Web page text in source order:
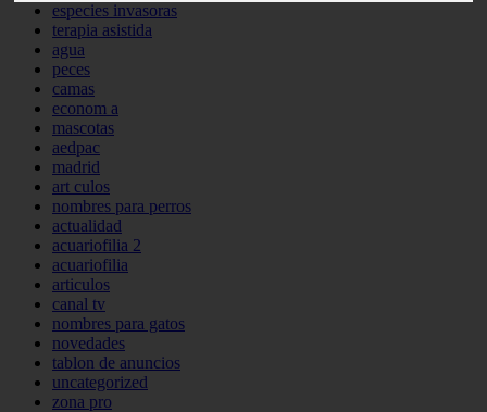
especies invasoras
terapia asistida
agua
peces
camas
econom a
mascotas
aedpac
madrid
art culos
nombres para perros
actualidad
acuariofilia 2
acuariofilia
articulos
canal tv
nombres para gatos
novedades
tablon de anuncios
uncategorized
zona pro